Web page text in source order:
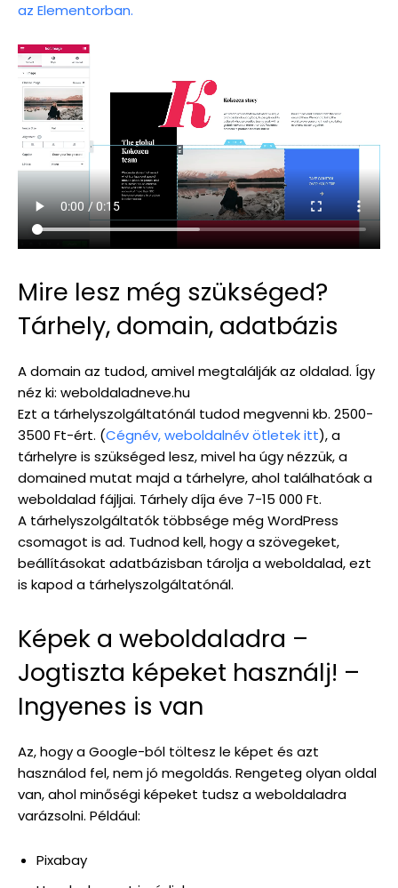
az Elementorban.
Mire lesz még szükséged?
Tárhely, domain, adatbázis
A domain az tudod, amivel megtalálják az oldalad. Így
néz ki: weboldaladneve.hu
Ezt a tárhelyszolgáltatónál tudod megvenni kb. 2500-
3500 Ft-ért. (Cégnév, weboldalnév ötletek itt), a
tárhelyre is szükséged lesz, mivel ha úgy nézzük, a
domained mutat majd a tárhelyre, ahol találhatóak a
weboldalad fájljai. Tárhely díja éve 7-15 000 Ft.
A tárhelyszolgáltatók többsége még WordPress
csomagot is ad. Tudnod kell, hogy a szövegeket,
beállításokat adatbázisban tárolja a weboldalad, ezt
is kapod a tárhelyszolgáltatónál.
Képek a weboldaladra –
Jogtiszta képeket használj! –
Ingyenes is van
Az, hogy a Google-ból töltesz le képet és azt
használod fel, nem jó megoldás. Rengeteg olyan oldal
van, ahol minőségi képeket tudsz a weboldaladra
varázsolni. Például:
Pixabay